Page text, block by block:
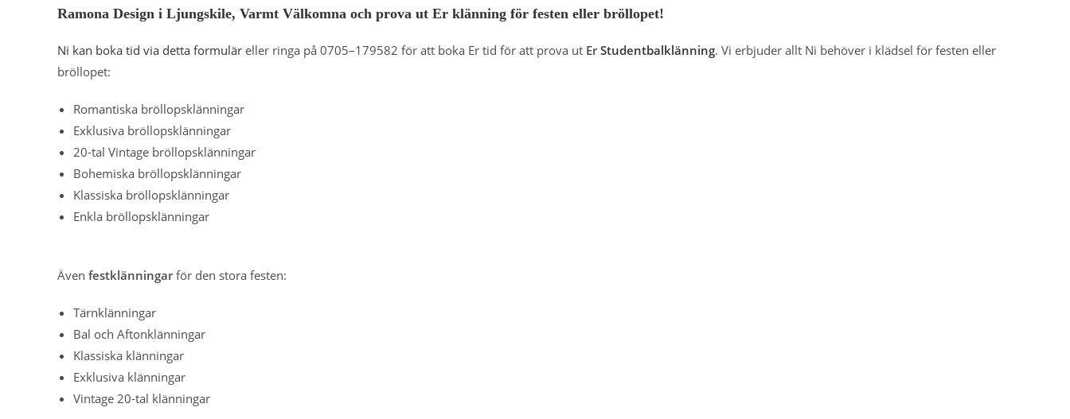
Ramona Design i Ljungskile, Varmt Välkomna och prova ut Er klänning för festen eller bröllopet!
Ni kan boka tid via detta formulär eller ringa på 0705–179582 för att boka Er tid för att prova ut Er Studentbalklänning. Vi erbjuder allt Ni behöver i klädsel för festen eller
bröllopet:
Romantiska bröllopsklänningar
Exklusiva bröllopsklänningar
20-tal Vintage bröllopsklänningar
Bohemiska bröllopsklänningar
Klassiska bröllopsklänningar
Enkla bröllopsklänningar
Även festklänningarför den stora festen:
Tärnklänningar
Bal och Aftonklänningar
Klassiska klänningar
Exklusiva klänningar
Vintage 20-tal klänningar